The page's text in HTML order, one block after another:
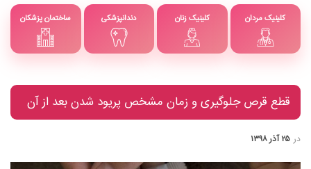
ساختمان پزشکان دندانپزشکی کلینیک زنان کلینیک مردان
قطع قرص جلوگیری و زمان مشخص پریود شدن بعد از آن
در ۲۵ آذر ۱۳۹۸